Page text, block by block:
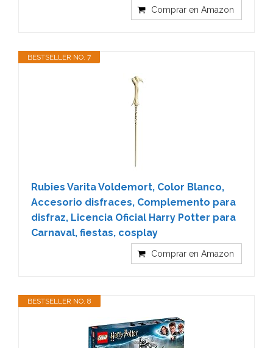
Comprar en Amazon
BESTSELLER NO. 7
Rubies Varita Voldemort, Color Blanco,
Accesorio disfraces, Complemento para
disfraz, Licencia Oficial Harry Potter para
Carnaval, fiestas, cosplay
Comprar en Amazon
BESTSELLER NO. 8